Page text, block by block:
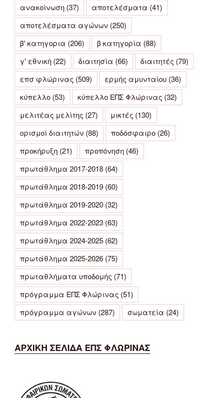
ανακοίνωση (37) αποτελέσματα (41)
αποτελέσματα αγώνων (250)
β' κατηγορια (206) β κατηγορία (88)
γ' εθνική (22) διαιτησία (66) διαιτητές (79)
επσ φλώρινας (509) ερμής αμυνταίου (36)
κύπελλο (53) κύπελλο ΕΠΣ Φλώρινας (32)
μελιτέας μελίτης (27) μικτές (130)
ορισμοί διαιτητών (88) ποδόσφαιρο (26)
προκήρυξη (21) προπόνηση (46)
πρωτάθλημα 2017-2018 (64)
πρωτάθλημα 2018-2019 (60)
πρωτάθλημα 2019-2020 (32)
πρωτάθλημα 2022-2023 (63)
πρωτάθλημα 2024-2025 (62)
πρωτάθλημα 2025-2026 (75)
πρωταθλήματα υποδομής (71)
πρόγραμμα ΕΠΣ Φλώρινας (51)
πρόγραμμα αγώνων (287) σωματεία (24)
ΑΡΧΙΚΗ ΣΕΛΙΔΑ ΕΠΣ ΦΛΩΡΙΝΑΣ